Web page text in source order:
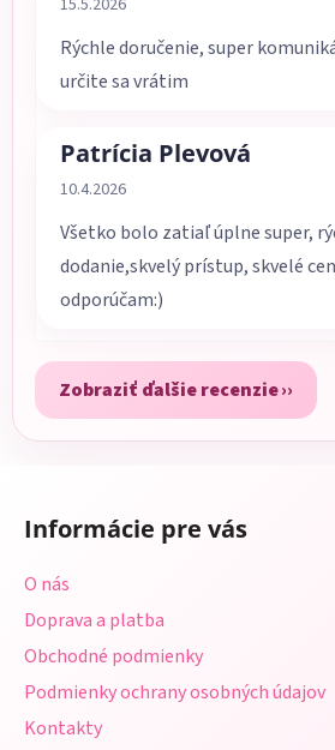
15.5.2026
Rýchle doručenie, super
určite sa vrátim
Patrícia Plevová
Hodnotenie obchodu je 5 z 5
10.4.2026
Všetko bolo zatiaľ úplne super,
dodanie,skvelý prístup, skvelé
odporúčam:)
Zobraziť ďalšie recenzie
Informácie pre vás
O nás
Doprava a platba
Obchodné podmienky
Podmienky ochrany osobných údajov
Kontakty